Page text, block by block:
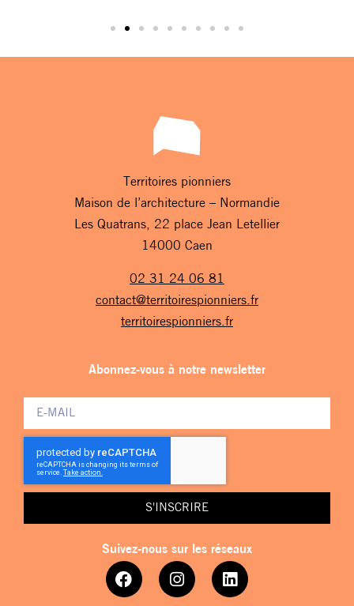
Territoires pionniers
Maison de l’architecture – Normandie
Les Quatrans, 22 place Jean Letellier
14000 Caen
02 31 24 06 81
contact@territoirespionniers.fr
territoirespionniers.fr
Abonnez-vous à notre newsletter
S'INSCRIRE
Suivez-nous sur les réseaux